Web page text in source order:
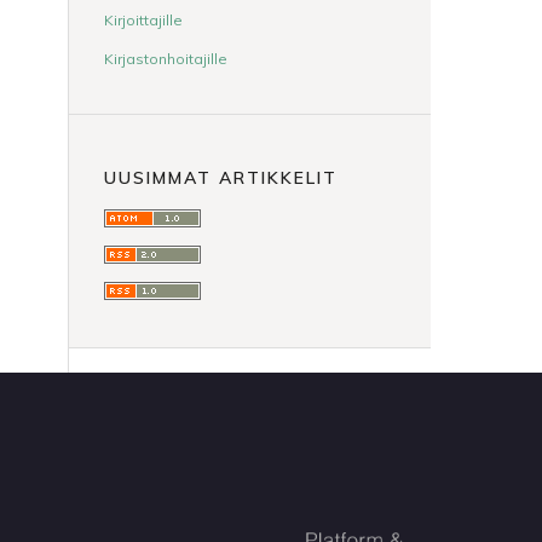
Kirjoittajille
Kirjastonhoitajille
UUSIMMAT ARTIKKELIT